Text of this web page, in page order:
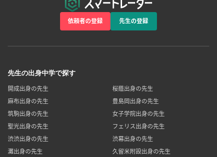
依頼者の登録 先生の登録
先生の出身中学で探す
開成出身の先生
桜蔭出身の先生
麻布出身の先生
豊島岡出身の先生
筑駒出身の先生
女子学院出身の先生
聖光出身の先生
フェリス出身の先生
渋渋出身の先生
渋幕出身の先生
灘出身の先生
久留米附設出身の先生